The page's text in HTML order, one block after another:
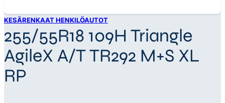
KESÄRENKAAT HENKILÖAUTOT
255/55R18 109H Triangle
AgileX A/T TR292 M+S XL
RP